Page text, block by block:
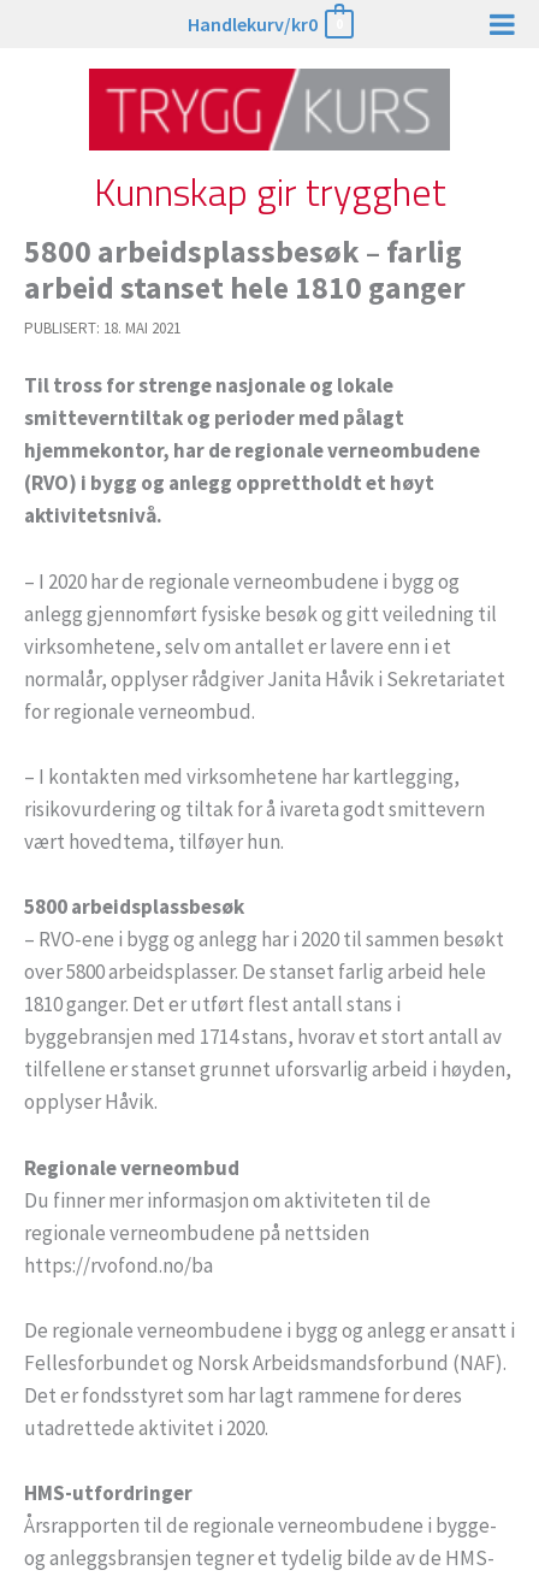
Handlekurv/kr0
Kunnskap gir trygghet
5800 arbeidsplassbesøk – farlig
arbeid stanset hele 1810 ganger
PUBLISERT: 18. MAI 2021
Til tross for strenge nasjonale og lokale
smitteverntiltak og perioder med pålagt
hjemmekontor, har de regionale verneombudene
(RVO) i bygg og anlegg opprettholdt et høyt
aktivitetsnivå.
– I 2020 har de regionale verneombudene i bygg og
anlegg gjennomført fysiske besøk og gitt veiledning til
virksomhetene, selv om antallet er lavere enn i et
normalår, opplyser rådgiver Janita Håvik i Sekretariatet
for regionale verneombud.
– I kontakten med virksomhetene har kartlegging,
risikovurdering og tiltak for å ivareta godt smittevern
vært hovedtema, tilføyer hun.
5800 arbeidsplassbesøk
– RVO-ene i bygg og anlegg har i 2020 til sammen besøkt
over 5800 arbeidsplasser. De stanset farlig arbeid hele
1810 ganger. Det er utført flest antall stans i
byggebransjen med 1714 stans, hvorav et stort antall av
tilfellene er stanset grunnet uforsvarlig arbeid i høyden,
opplyser Håvik.
Regionale verneombud
Du finner mer informasjon om aktiviteten til de
regionale verneombudene på nettsiden
https://rvofond.no/ba
De regionale verneombudene i bygg og anlegg er ansatt i
Fellesforbundet og Norsk Arbeidsmandsforbund (NAF).
Det er fondsstyret som har lagt rammene for deres
utadrettede aktivitet i 2020.
HMS-utfordringer
Årsrapporten til de regionale verneombudene i bygge-
og anleggsbransjen tegner et tydelig bilde av de HMS-